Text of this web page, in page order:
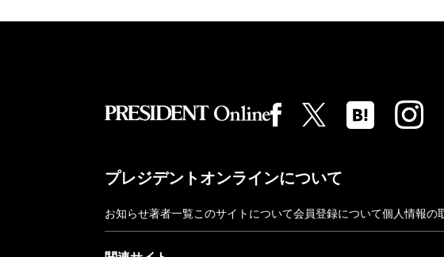
プレジデントオンラインについて
お知らせ著者一覧このサイトについて会員登録について個人情報の